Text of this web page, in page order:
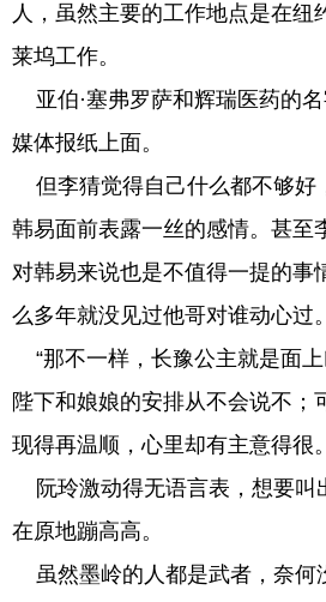
人，虽然主要的工作地点是在纽
莱坞工作。
亚伯·塞弗罗萨和辉瑞医药的
媒体报纸上面。
但李猜觉得自己什么都不够好
韩易面前表露一丝的感情。甚至
对韩易来说也是不值得一提的事
么多年就没见过他哥对谁动心过。
“那不一样，长豫公主就是面
陛下和娘娘的安排从不会说不；
现得再温顺，心里却有主意得很。
阮玲激动得无语言表，想要叫
在原地蹦高高。
虽然墨岭的人都是武者，奈何